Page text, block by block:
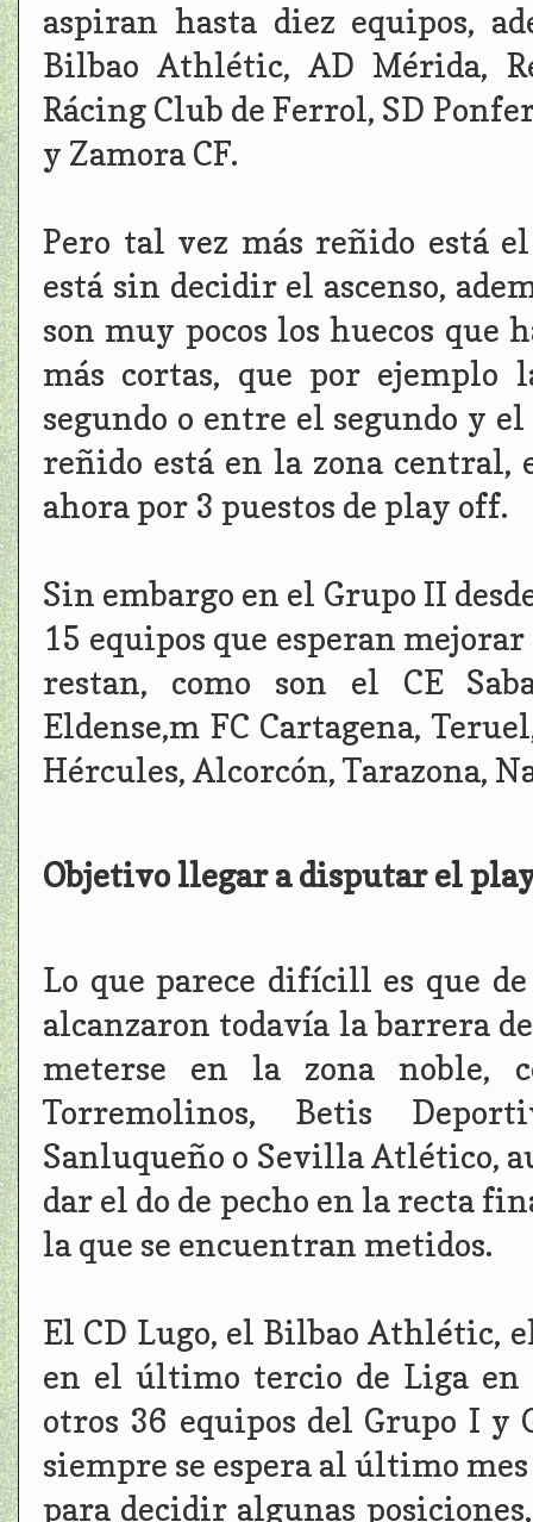
aspiran hasta diez equipos,
Bilbao Athlétic, AD Mérida,
Rácing Club de Ferrol, SD
y Zamora CF.
Pero tal vez más reñido está
está sin decidir el ascenso,
son muy pocos los huecos que
más cortas, que por
segundo o entre el segundo y
reñido está en la zona central,
ahora por 3 puestos de play off.
Sin embargo en el Grupo II
15 equipos que esperan
restan, como son el CE
Eldense,m FC Cartagena,
Hércules, Alcorcón, Tarazona,
Objetivo llegar a disputar el
Lo que parece difícill es que
alcanzaron todavía la barrera
meterse en la zona noble,
Torremolinos, Betis
Sanluqueño o Sevilla Atlético,
dar el do de pecho en la recta
la que se encuentran metidos.
El CD Lugo, el Bilbao Athlétic,
en el último tercio de Liga
otros 36 equipos del Grupo I y
siempre se espera al último
para decidir algunas